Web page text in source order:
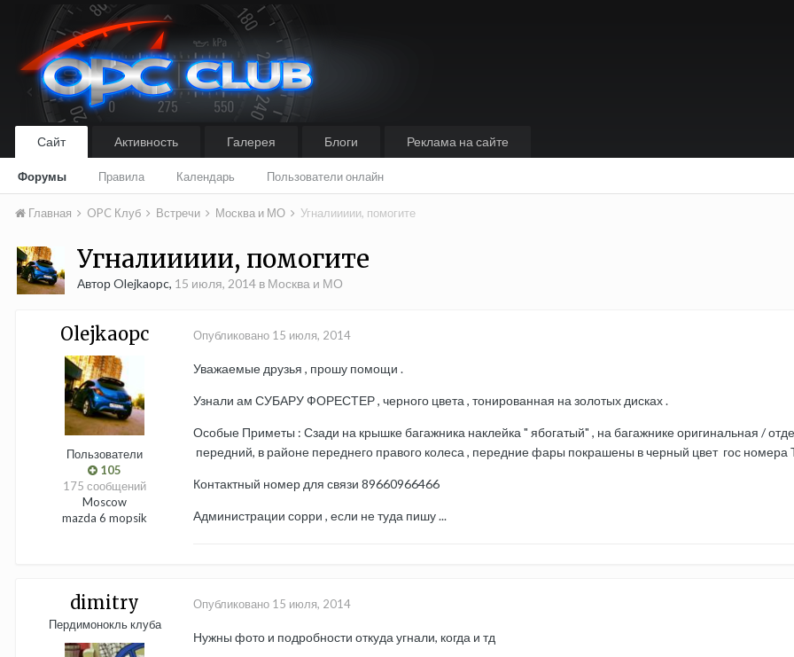
Сайт
Форумы Правила Календарь Пользователи онлайн
Активность Галерея Блоги Реклама на сайте
Главная OPC Клуб Встречи Москва и МО Угналиииии, помогите
Угналиииии, помогите
Автор Olejkaopc, 15 июля, 2014 в Москва и МО
Olejkaopc
Пользователи
105
175 сообщений
Moscow
mazda 6 mopsik
Опубликовано 15 июля, 2014
Уважаемые друзья , прошу помощи .
Узнали ам СУБАРУ ФОРЕСТЕР , черного цвета , тонированная на золотых дисках .
Особые Приметы : Сзади на крышке багажника наклейка " ябогатый" , на багажнике оригинальная /
передний, в районе переднего правого колеса , передние фары покрашены в черный цвет гос
Контактный номер для связи 89660966466
Администрации сорри , если не туда пишу ...
dimitry
Пердимонокль клуба
Опубликовано 15 июля, 2014
Нужны фото и подробности откуда угнали, когда и тд